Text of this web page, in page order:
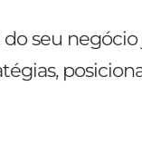
seu